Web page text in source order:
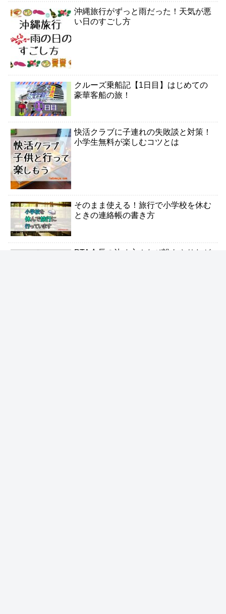
沖縄旅行がずっと雨だった！天気が悪
い日のすごし方
クルーズ乗船記【1日目】はじめての
豪華客船の旅！
快活クラブに子連れの失敗談と対策！
小学生無料が楽しむコツとは
そのまま使える！旅行で小学校を休む
ときの連絡帳の書き方
PTA会長の決め方！なぜ誰もやりたが